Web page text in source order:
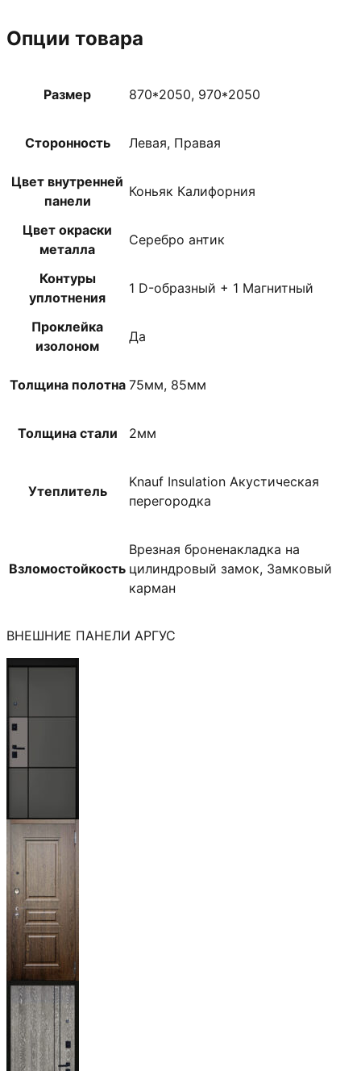
Опции товара
Размер 870*2050, 970*2050
Сторонность Левая, Правая
Цвет внутренней
панели
Коньяк Калифорния
Цвет окраски
металла
Серебро антик
Контуры
уплотнения
1 D-образный + 1 Магнитный
Проклейка
изолоном
Да
Толщина полотна 75мм, 85мм
Толщина стали 2мм
Утеплитель
Knauf Insulation Акустическая
перегородка
Взломостойкость
Врезная броненакладка на
цилиндровый замок, Замковый
карман
ВНЕШНИЕ ПАНЕЛИ АРГУС
Мичиган
Магистр
Дуб кантри
тёмный